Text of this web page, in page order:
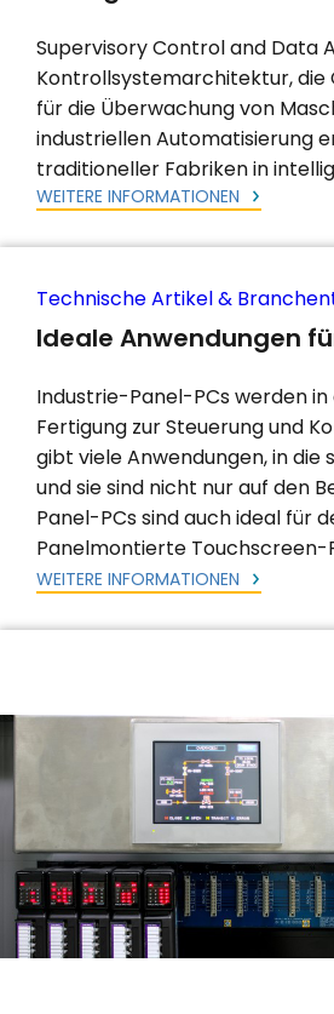
Supervisory Control and Data
Kontrollsystemarchitektur,
für die Überwachung von
industriellen Automatisierung
traditioneller Fabriken in
WEITERE INFORMATIONEN
Technische Artikel &
Ideale Anwendungen
Industrie-Panel-PCs werden
Fertigung zur Steuerung und
gibt viele Anwendungen, in die
und sie sind nicht nur auf den
Panel-PCs sind auch ideal für
Panelmontierte Touchscreen-
WEITERE INFORMATIONEN